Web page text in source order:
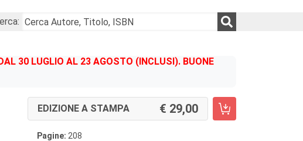
30 LUGLIO AL 23 AGOSTO (INCLUSI). BUONE
EDIZIONE A STAMPA 29,00
Pagine: 208